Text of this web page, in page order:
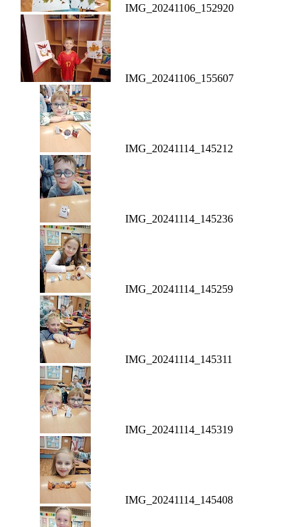
IMG_20241106_152920
IMG_20241106_155607
IMG_20241114_145212
IMG_20241114_145236
IMG_20241114_145259
IMG_20241114_145311
IMG_20241114_145319
IMG_20241114_145408